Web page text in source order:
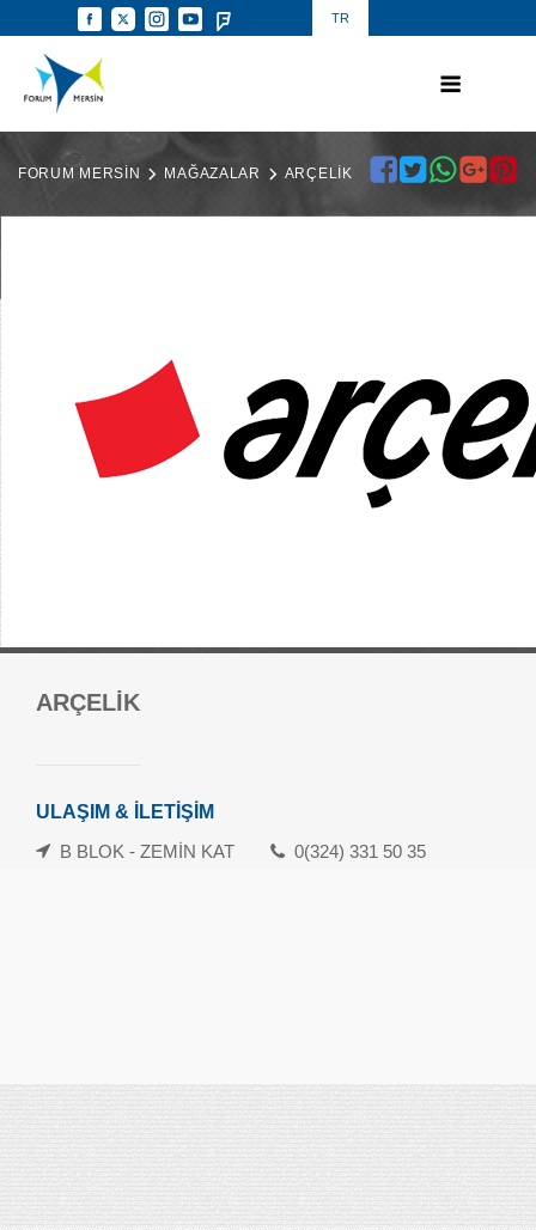
TR
FORUM MERSİN MAĞAZALAR ARÇELİK
ARÇELİK
ULAŞIM & İLETİŞİM
B BLOK - ZEMİN KAT
0(324) 331 50 35
Forum Mersin Alışveriş Merkezi
İletişim: 0324 239 10 70
Havamaş Servis Saatleri